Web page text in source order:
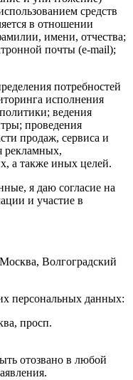
средств
в отношении
имени, отчества;
почты (e-mail);
потребностей
исполнения
ведения
проведения
продаж, сервиса и
рекламных,
а также иных целей.
я даю согласие на
и участие в
Волгоградский
персональных данных:
просп.
отозвано в любой